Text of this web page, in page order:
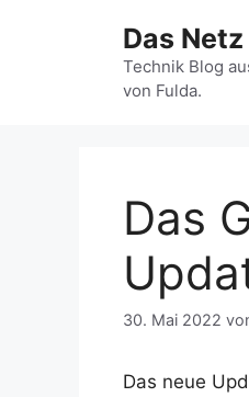
Das
Technik Blog
von Fulda.
Das
30. Mai 2022
Das neue